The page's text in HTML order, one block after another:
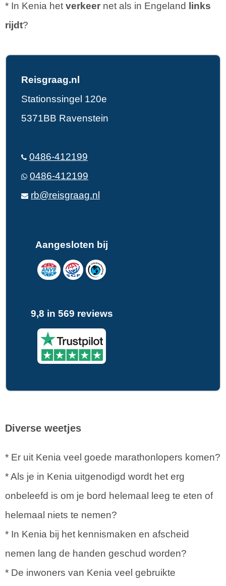
* In Kenia het verkeer net als in Engeland
links
rijdt?
Reisgraag.nl
Stationssingel 120e
5371BB Ravenstein
0486-412199
0486-412199
rb@reisgraag.nl
Aangesloten bij
9,8 in 569 reviews
Diverse weetjes
* Er uit Kenia veel goede marathonlopers komen?
* Als je in Kenia uitgenodigd wordt het erg
onbeleefd is om je bord helemaal leeg te eten of
helemaal niets te nemen?
* In Kenia bij het kennismaken en afscheid
nemen lang de handen geschud worden?
* De inwoners van Kenia veel gebruikte